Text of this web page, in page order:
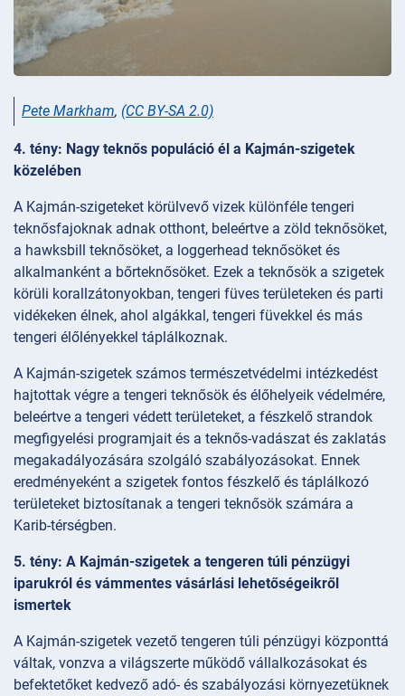
Pete Markham, (CC BY-SA 2.0)
4. tény: Nagy teknős populáció él a Kajmán-szigetek
közelében
A Kajmán-szigeteket körülvevő vizek különféle tengeri
teknősfajoknak adnak otthont, beleértve a zöld teknősöket,
a hawksbill teknősöket, a loggerhead teknősöket és
alkalmanként a bőrteknősöket. Ezek a teknősök a szigetek
körüli korallzátonyokban, tengeri füves területeken és parti
vidékeken élnek, ahol algákkal, tengeri füvekkel és más
tengeri élőlényekkel táplálkoznak.
A Kajmán-szigetek számos természetvédelmi intézkedést
hajtottak végre a tengeri teknősök és élőhelyeik védelmére,
beleértve a tengeri védett területeket, a fészkelő strandok
megfigyelési programjait és a teknős-vadászat és zaklatás
megakadályozására szolgáló szabályozásokat. Ennek
eredményeként a szigetek fontos fészkelő és táplálkozó
területeket biztosítanak a tengeri teknősök számára a
Karib-térségben.
5. tény: A Kajmán-szigetek a tengeren túli pénzügyi
iparukról és vámmentes vásárlási lehetőségeikről
ismertek
A Kajmán-szigetek vezető tengeren túli pénzügyi központtá
váltak, vonzva a világszerte működő vállalkozásokat és
befektetőket kedvező adó- és szabályozási környezetüknek